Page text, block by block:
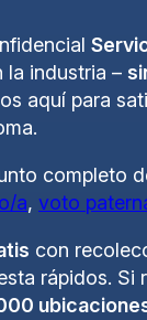
la industria –
aquí para
completo
a, voto
con
rápidos. Si